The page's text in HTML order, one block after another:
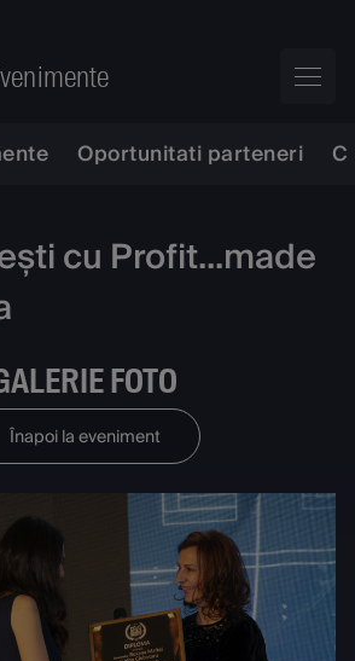
Oportunitati parteneri
cu Profit...made
FOTO
Înapoi la eveniment